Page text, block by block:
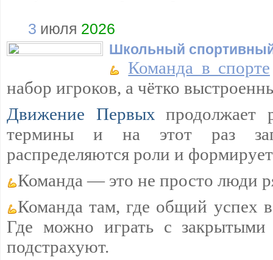
3 июля 2026
Школьный
Команда в спорте
набор игроков, а чётко
Движение Первых продолжает
термины и на этот раз
распределяются роли и
Команда — это не просто люди
Команда там, где общий успех
Где можно играть с закрытыми
подстрахуют.